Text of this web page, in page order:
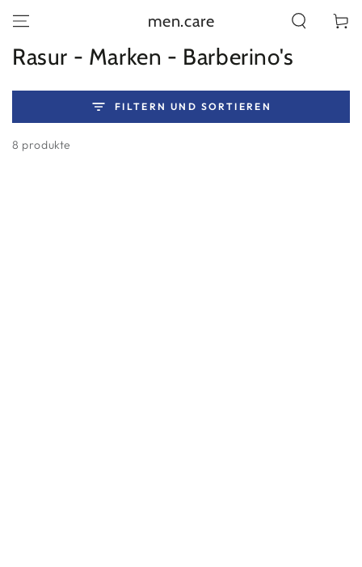
SPRINGEN
men.care
Kollektion:
Rasur - Marken - Barberino's
FILTERN UND SORTIEREN
8 produkte